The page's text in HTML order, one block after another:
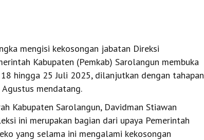
mengisi kekosongan jabatan Direksi
Kabupaten (Pemkab) Sarolangun membuka
hingga 25 Juli 2025, dilanjutkan dengan tahapan
mendatang.
Kabupaten Sarolangun, Davidman Stiawan
ini merupakan bagian dari upaya Pemerintah
yang selama ini mengalami kekosongan